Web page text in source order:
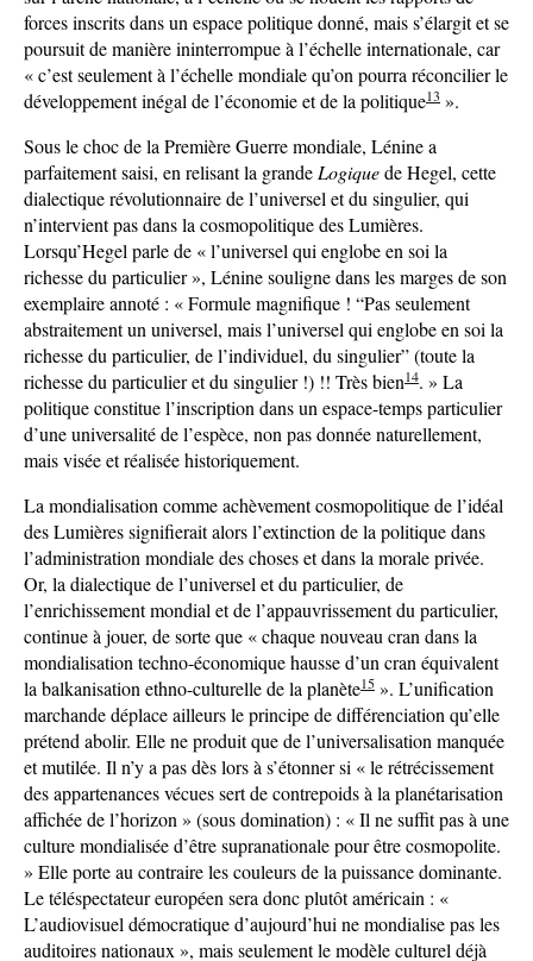
forces inscrits dans un espace politique donné, mais s’élargit et se
poursuit de manière ininterrompue à l’échelle internationale, car
« c’est seulement à l’échelle mondiale qu’on pourra réconcilier le
développement inégal de l’économie et de la politique13 ».
Sous le choc de la Première Guerre mondiale, Lénine a
parfaitement saisi, en relisant la grande Logiquede Hegel, cette
dialectique révolutionnaire de l’universel et du singulier, qui
n’intervient pas dans la cosmopolitique des Lumières.
Lorsqu’Hegel parle de « l’universel qui englobe en soi la
richesse du particulier », Lénine souligne dans les marges de son
exemplaire annoté : « Formule magnifique ! “Pas seulement
abstraitement un universel, mais l’universel qui englobe en soi la
richesse du particulier, de l’individuel, du singulier” (toute la
richesse du particulier et du singulier !) !! Très bien14. » La
politique constitue l’inscription dans un espace-temps particulier
d’une universalité de l’espèce, non pas donnée naturellement,
mais visée et réalisée historiquement.
La mondialisation comme achèvement cosmopolitique de l’idéal
des Lumières signifierait alors l’extinction de la politique dans
l’administration mondiale des choses et dans la morale privée.
Or, la dialectique de l’universel et du particulier, de
l’enrichissement mondial et de l’appauvrissement du particulier,
continue à jouer, de sorte que « chaque nouveau cran dans la
mondialisation techno-économique hausse d’un cran équivalent
la balkanisation ethno-culturelle de la planète15 ». L’unification
marchande déplace ailleurs le principe de différenciation qu’elle
prétend abolir. Elle ne produit que de l’universalisation manquée
et mutilée. Il n’y a pas dès lors à s’étonner si « le rétrécissement
des appartenances vécues sert de contrepoids à la planétarisation
affichée de l’horizon » (sous domination) : « Il ne suffit pas à une
culture mondialisée d’être supranationale pour être cosmopolite.
» Elle porte au contraire les couleurs de la puissance dominante.
Le téléspectateur européen sera donc plutôt américain : «
L’audiovisuel démocratique d’aujourd’hui ne mondialise pas les
auditoires nationaux », mais seulement le modèle culturel déjà